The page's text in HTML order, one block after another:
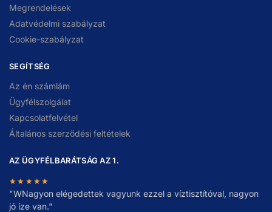
Megrendelések
Adatvédelmi szabályzat
Cookie-szabályzat
SEGÍTSÉG
Az én számlám
Ügyfélszolgálat
Kapcsolatfelvétel
Általános szerződési feltételek
AZ ÜGYFÉLBARÁTSÁG AZ 1.
★★★★★
"WNagyon elégedettek vagyunk ezzel a víztisztítóval, nagyon
jó íze van."